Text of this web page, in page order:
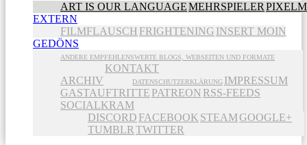
ART IS OUR LANGUAGEMEHRSPIELER
EXTERN
FILMFLAUSCH FRIGHTENING INSERT MOIN
GEDÖNS
ANDERE EMPFEHLENSWERTE BLOGS, WEBSEITEN UND FORMATE
ARCHIV
KONTAKT
DATENSCHUTZERKLÄRUNG IMPRESSUM
GASTAUFTRITTE PATREON RSS-FEEDS
SOCIALKRAM
DISCORD FACEBOOK STEAMGOOGLE+
TUMBLR TWITTER